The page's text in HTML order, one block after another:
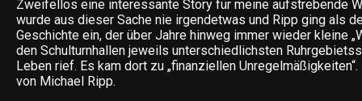
Zweifellos eine interessante Story für meine aufstrebende
wurde aus dieser Sache nie irgendetwas und Ripp ging als
Geschichte ein, der über Jahre hinweg immer wieder kleine
den Schulturnhallen jeweils unterschiedlichsten
Leben rief. Es kam dort zu „finanziellen
von Michael Ripp.